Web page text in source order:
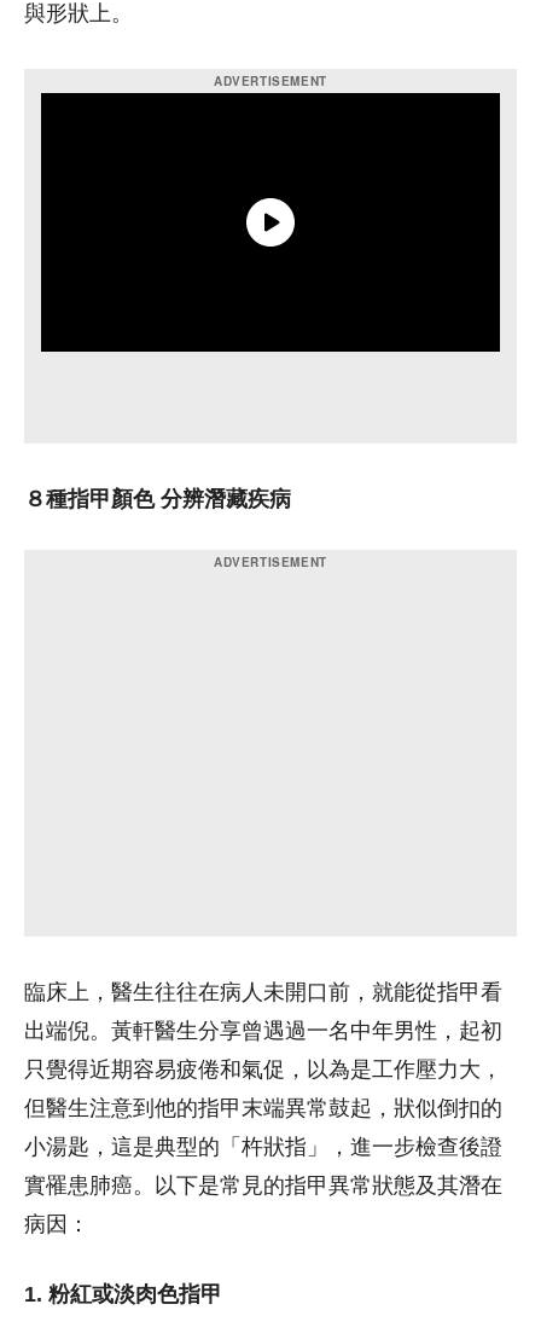
與形狀上。
８種指甲顏色 分辨潛藏疾病
臨床上，醫生往往在病人未開口前，就能從指甲看
出端倪。黃軒醫生分享曾遇過一名中年男性，起初
只覺得近期容易疲倦和氣促，以為是工作壓力大，
但醫生注意到他的指甲末端異常鼓起，狀似倒扣的
小湯匙，這是典型的「杵狀指」，進一步檢查後證
實罹患肺癌。以下是常見的指甲異常狀態及其潛在
病因：
1. 粉紅或淡肉色指甲